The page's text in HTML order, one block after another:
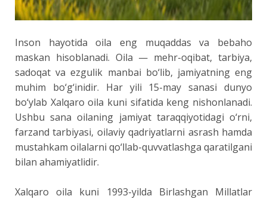
Inson hayotida oila eng muqaddas va bebaho
maskan hisoblanadi. Oila — mehr-oqibat, tarbiya,
sadoqat va ezgulik manbai bo‘lib, jamiyatning eng
muhim bo‘g‘inidir. Har yili 15-may sanasi dunyo
bo‘ylab Xalqaro oila kuni sifatida keng nishonlanadi.
Ushbu sana oilaning jamiyat taraqqiyotidagi o‘rni,
farzand tarbiyasi, oilaviy qadriyatlarni asrash hamda
mustahkam oilalarni qo‘llab-quvvatlashga qaratilgani
bilan ahamiyatlidir.
Xalqaro oila kuni 1993-yilda Birlashgan Millatlar